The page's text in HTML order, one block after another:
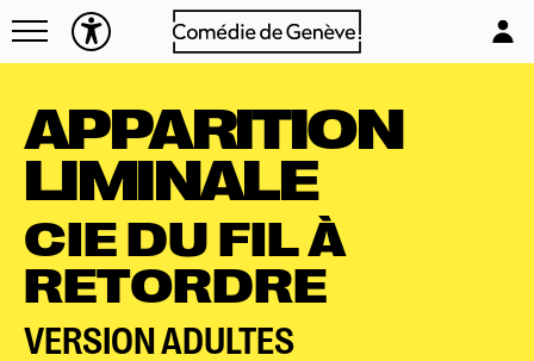
Navettes
Entreprises
Foire aux questions
L'équipe
Emplois & stages
Partenaires
Mécénat & sponsoring
Louer la Comédie
Technique
APPARITION
LIMINALE
CIE DU FIL À
RETORDRE
VERSION ADULTES